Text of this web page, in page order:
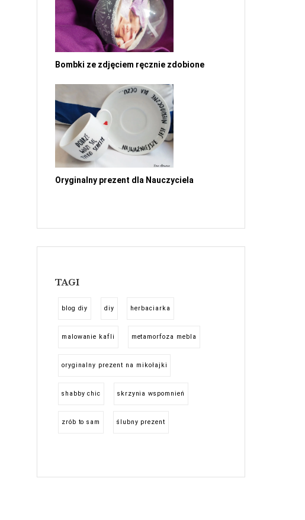
Bombki ze zdjęciem ręcznie zdobione
Oryginalny prezent dla Nauczyciela
TAGI
blog diy diy herbaciarka
malowanie kafli metamorfoza mebla
oryginalny prezent na mikołajki
shabby chic skrzynia wspomnień
zrób to sam ślubny prezent